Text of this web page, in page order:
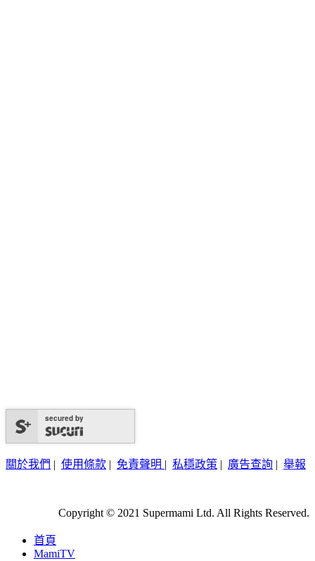
secured by
關於我們 | 使用條款 | 免責聲明 | 私穩政策 | 廣告查詢 | 舉報
Copyright © 2021 Supermami Ltd. All Rights Reserved.
首頁
MamiTV